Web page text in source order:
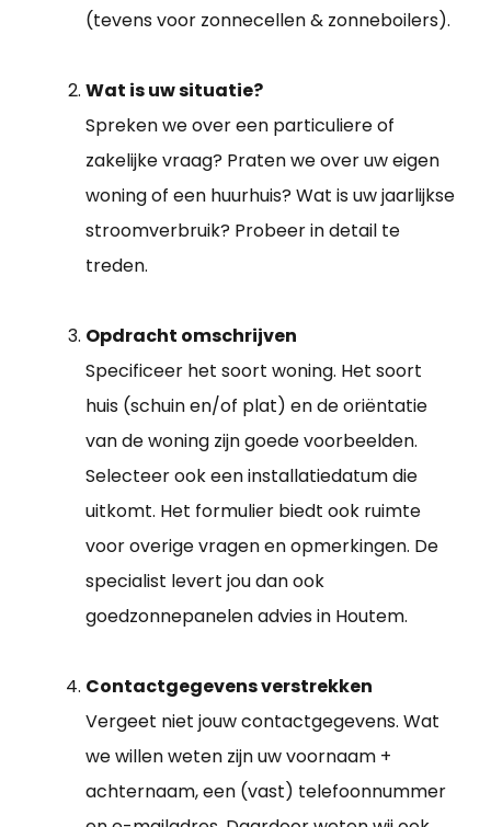
(tevens voor zonnecellen & zonneboilers).
Wat is uw situatie?
Spreken we over een particuliere of
zakelijke vraag? Praten we over uw eigen
woning of een huurhuis? Wat is uw jaarlijkse
stroomverbruik? Probeer in detail te
treden.
Opdracht omschrijven
Specificeer het soort woning. Het soort
huis (schuin en/of plat) en de oriëntatie
van de woning zijn goede voorbeelden.
Selecteer ook een installatiedatum die
uitkomt. Het formulier biedt ook ruimte
voor overige vragen en opmerkingen. De
specialist levert jou dan ook
goedzonnepanelen advies in Houtem.
Contactgegevens verstrekken
Vergeet niet jouw contactgegevens. Wat
we willen weten zijn uw voornaam +
achternaam, een (vast) telefoonnummer